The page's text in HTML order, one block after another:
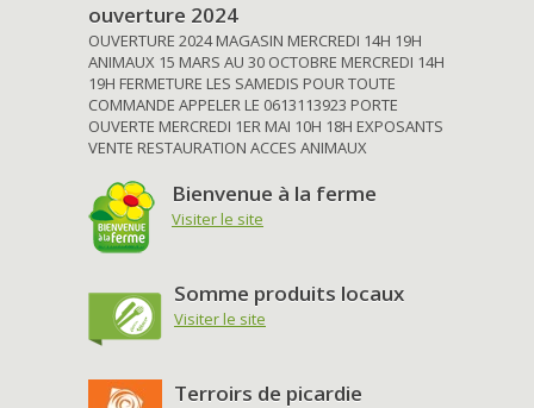
ouverture 2024
OUVERTURE 2024 MAGASIN MERCREDI 14H 19H
ANIMAUX 15 MARS AU 30 OCTOBRE MERCREDI 14H
19H FERMETURE LES SAMEDIS POUR TOUTE
COMMANDE APPELER LE 0613113923 PORTE
OUVERTE MERCREDI 1ER MAI 10H 18H EXPOSANTS
VENTE RESTAURATION ACCES ANIMAUX
Bienvenue à la ferme
Visiter le site
Somme produits locaux
Visiter le site
Terroirs de picardie